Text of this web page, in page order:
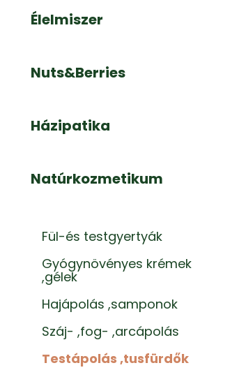
Élelmiszer
Nuts&Berries
Házipatika
Natúrkozmetikum
Fül-és testgyertyák
Gyógynövényes krémek
,gélek
Hajápolás ,samponok
Száj- ,fog- ,arcápolás
Testápolás ,tusfürdők